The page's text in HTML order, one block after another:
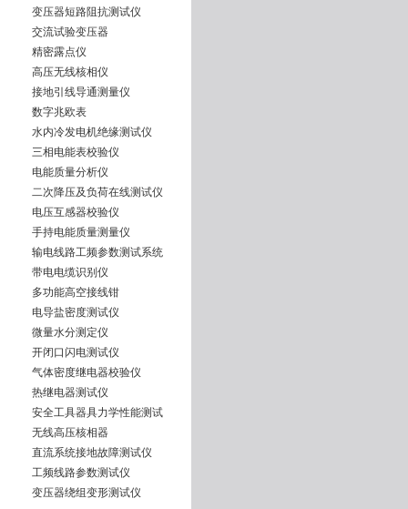
变压器短路阻抗测试仪
交流试验变压器
精密露点仪
高压无线核相仪
接地引线导通测量仪
数字兆欧表
水内冷发电机绝缘测试仪
三相电能表校验仪
电能质量分析仪
二次降压及负荷在线测试仪
电压互感器校验仪
手持电能质量测量仪
输电线路工频参数测试系统
带电电缆识别仪
多功能高空接线钳
电导盐密度测试仪
微量水分测定仪
开闭口闪电测试仪
气体密度继电器校验仪
热继电器测试仪
安全工具器具力学性能测试
无线高压核相器
直流系统接地故障测试仪
工频线路参数测试仪
变压器绕组变形测试仪